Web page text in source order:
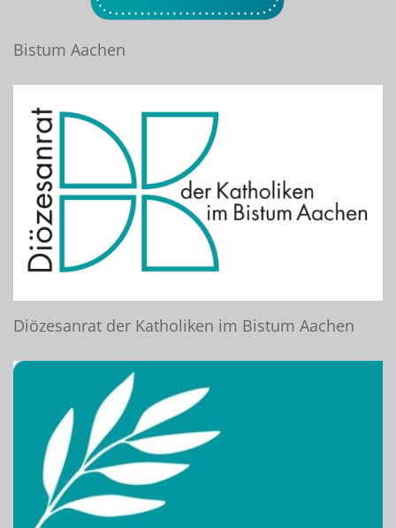
Bistum Aachen
Diözesanrat der Katholiken im Bistum Aachen